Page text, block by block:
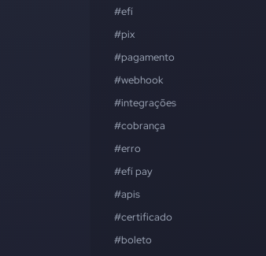
#efí
#pix
#pagamento
#webhook
#integrações
#cobrança
#erro
#efí pay
#apis
#certificado
#boleto